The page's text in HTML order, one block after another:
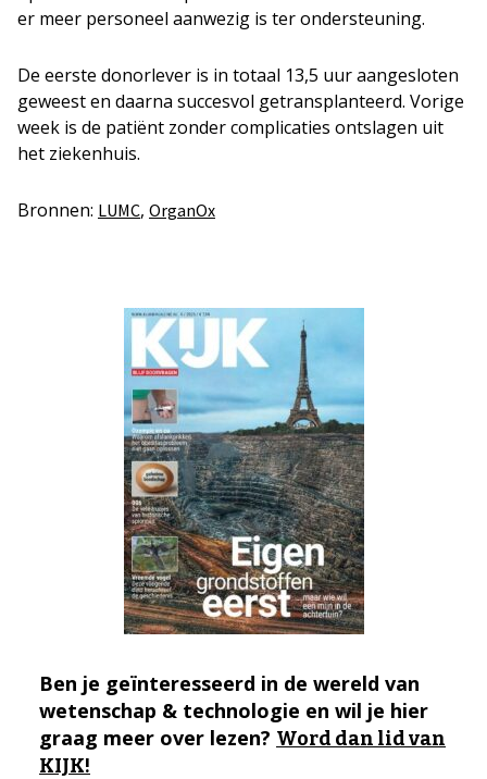
er meer personeel aanwezig is ter ondersteuning.
De eerste donorlever is in totaal 13,5 uur aangesloten
geweest en daarna succesvol getransplanteerd. Vorige
week is de patiënt zonder complicaties ontslagen uit
het ziekenhuis.
Bronnen: LUMC, OrganOx
Ben je geïnteresseerd in de wereld van
wetenschap & technologie en wil je hier
graag meer over lezen? Word dan lid van
KIJK!